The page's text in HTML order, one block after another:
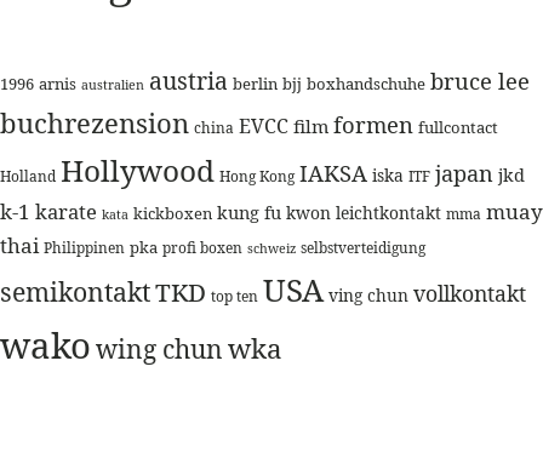
1996 arnis australien austria berlin bjj boxhandschuhe bruce lee
buchrezension china EVCC film formen fullcontact
Holland Hollywood Hong Kong IAKSA iska ITF japan jkd
k-1 karate kata kickboxen kung fu kwon leichtkontakt mma muay
thai Philippinen pka profi boxen schweiz selbstverteidigung
semikontaktTKD top ten USA ving chun vollkontakt
wakowing chunwka